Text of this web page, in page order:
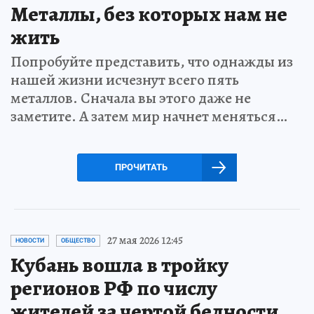
Металлы, без которых нам не
жить
Попробуйте представить, что однажды из
нашей жизни исчезнут всего пять
металлов. Сначала вы этого даже не
заметите. А затем мир начнет меняться…
ПРОЧИТАТЬ
НОВОСТИ ОБЩЕСТВО 27 мая 2026 12:45
Кубань вошла в тройку
регионов РФ по числу